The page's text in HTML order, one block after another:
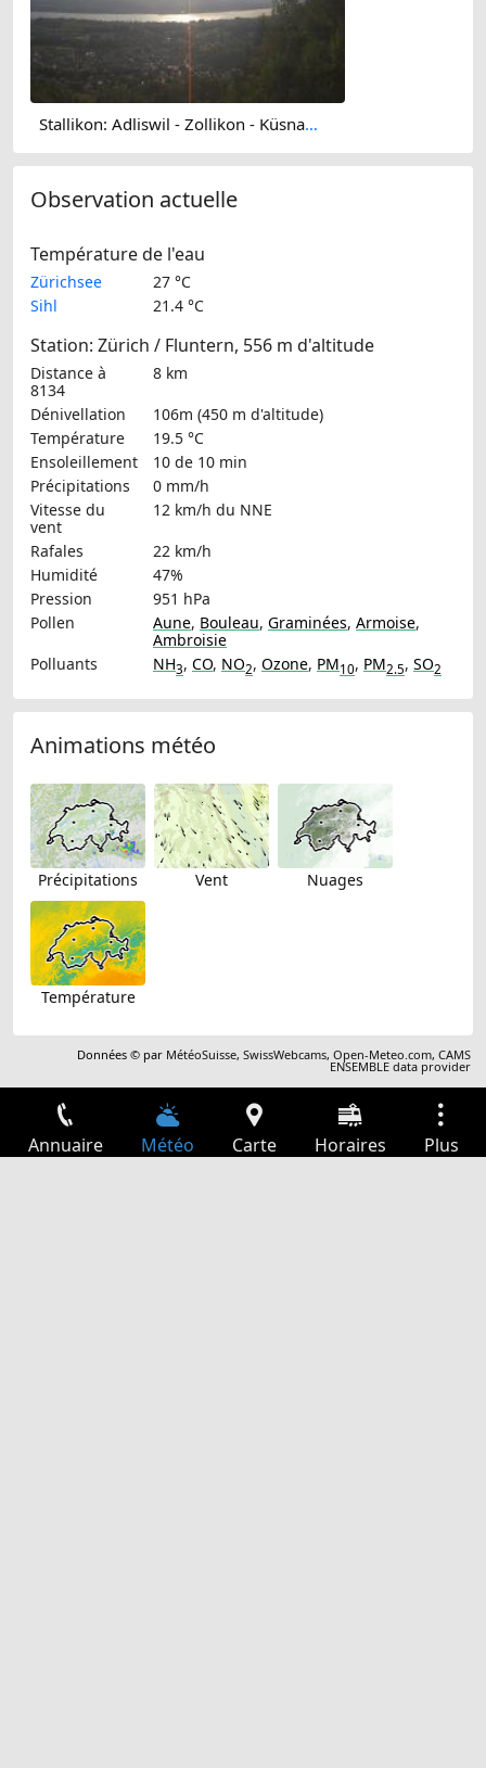
Stallikon: Adliswil - Zollikon - Küsnacht - Erlenbach - Zurich - Herrliberg - Horgen - Zürichsee
Observation actuelle
Température de l'eau
Zürichsee
27 °C
Sihl
21.4 °C
Station: Zürich / Fluntern, 556 m d'altitude
Distance à
8134
8 km
Dénivellation
106m (450 m d'altitude)
Température
19.5 °C
Ensoleillement
10 de 10 min
Précipitations
0 mm/h
Vitesse du
vent
12 km/h du NNE
Rafales
22 km/h
Humidité
47%
Pression
951 hPa
Pollen
Aune, Bouleau, Graminées, Armoise,
Ambroisie
Polluants
NH3, CO, NO2, Ozone, PM10, PM2.5, SO2
Animations météo
Précipitations Vent Nuages
Température
Données © par MétéoSuisse,SwissWebcams,Open-Meteo.com,CAMS
ENSEMBLE data provider
Annuaire Météo Carte Horaires Plus